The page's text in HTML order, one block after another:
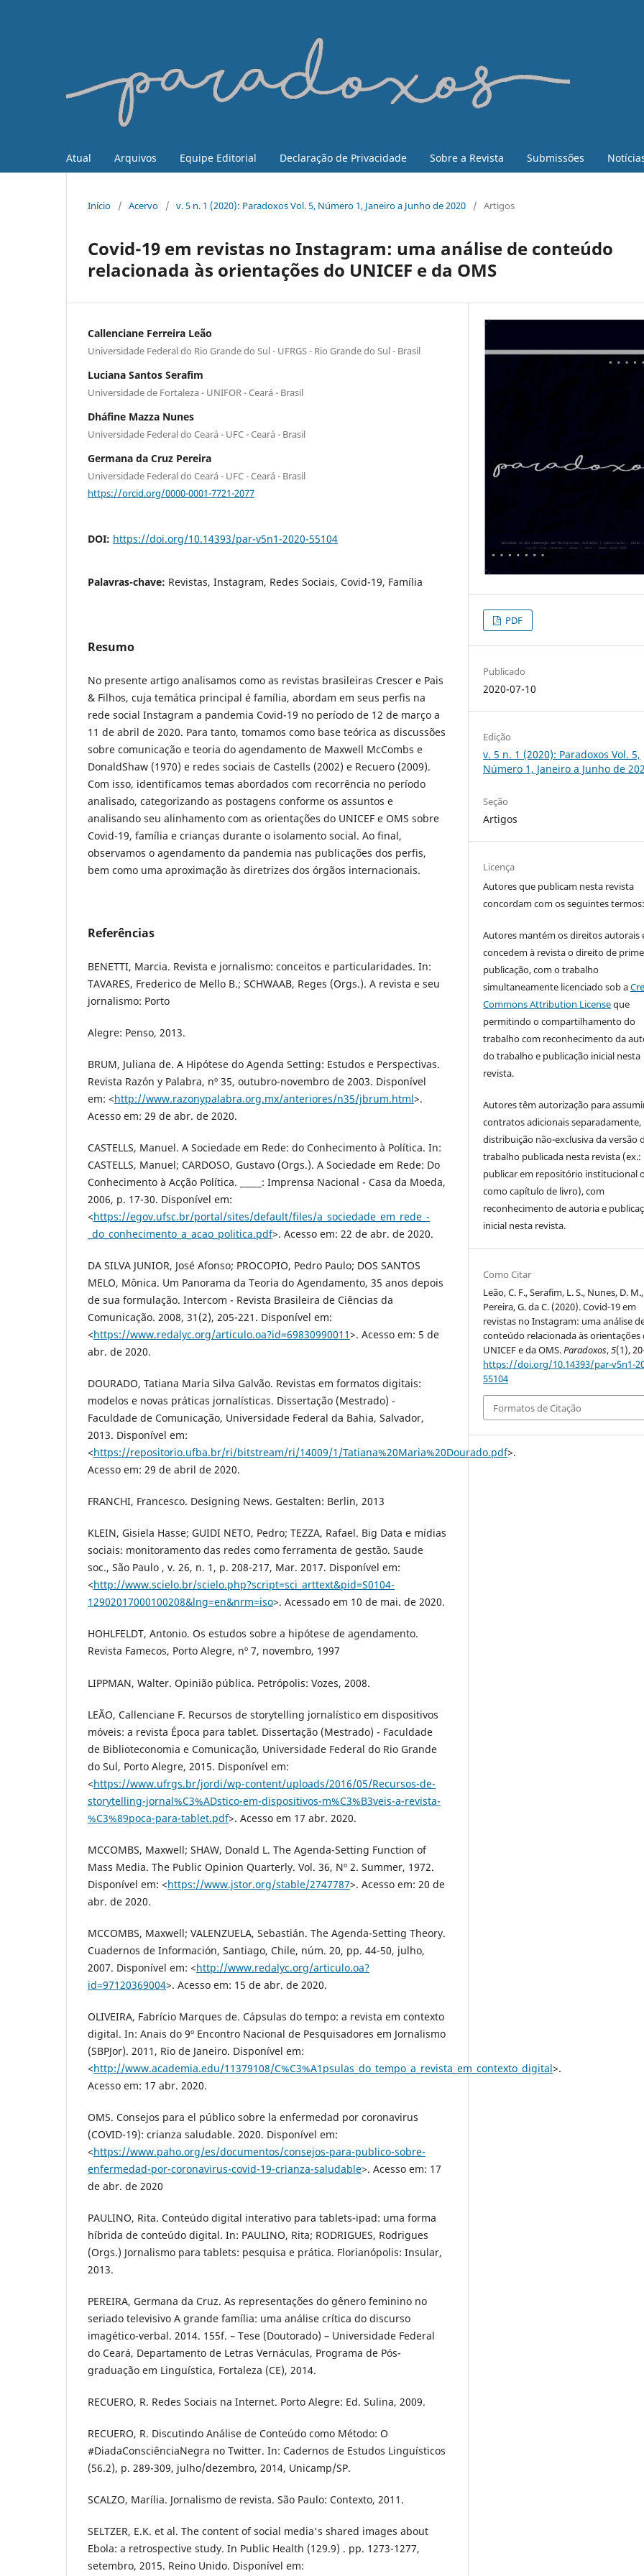
Atual Arquivos Equipe Editorial Declaração de Privacidade Sobre a Revista Submissões
Início / Acervo / v. 5 n. 1 (2020): Paradoxos Vol. 5, Número 1, Janeiro a Junho de 2020 / Artigos
Covid-19 em revistas no Instagram: uma análise de conteúdo
relacionada às orientações do UNICEF e da OMS
Callenciane Ferreira Leão
Universidade Federal do Rio Grande do Sul - UFRGS - Rio Grande do Sul - Brasil
Luciana Santos Serafim
Universidade de Fortaleza - UNIFOR - Ceará - Brasil
Dháfine Mazza Nunes
Universidade Federal do Ceará - UFC - Ceará - Brasil
Germana da Cruz Pereira
Universidade Federal do Ceará - UFC - Ceará - Brasil
https://orcid.org/0000-0001-7721-2077
DOI: https://doi.org/10.14393/par-v5n1-2020-55104
Palavras-chave: Revistas, Instagram, Redes Sociais, Covid-19, Família
Resumo
No presente artigo analisamos como as revistas brasileiras Crescer e Pais
& Filhos, cuja temática principal é família, abordam em seus perfis na
rede social Instagram a pandemia Covid-19 no período de 12 de março a
11 de abril de 2020. Para tanto, tomamos como base teórica as discussões
sobre comunicação e teoria do agendamento de Maxwell McCombs e
DonaldShaw (1970) e redes sociais de Castells (2002) e Recuero (2009).
Com isso, identificamos temas abordados com recorrência no período
analisado, categorizando as postagens conforme os assuntos e
analisando seu alinhamento com as orientações do UNICEF e OMS sobre
Covid-19, família e crianças durante o isolamento social. Ao final,
observamos o agendamento da pandemia nas publicações dos perfis,
bem como uma aproximação às diretrizes dos órgãos internacionais.
Referências
BENETTI, Marcia. Revista e jornalismo: conceitos e particularidades. In:
TAVARES, Frederico de Mello B.; SCHWAAB, Reges (Orgs.). A revista e seu
jornalismo: Porto
Alegre: Penso, 2013.
BRUM, Juliana de. A Hipótese do Agenda Setting: Estudos e Perspectivas.
Revista Razón y Palabra, nº 35, outubro-novembro de 2003. Disponível
em: <http://www.razonypalabra.org.mx/anteriores/n35/jbrum.html>.
Acesso em: 29 de abr. de 2020.
CASTELLS, Manuel. A Sociedade em Rede: do Conhecimento à Política. In:
CASTELLS, Manuel; CARDOSO, Gustavo (Orgs.). A Sociedade em Rede: Do
Conhecimento à Acção Política. _____: Imprensa Nacional - Casa da Moeda,
2006, p. 17-30. Disponível em:
<https://egov.ufsc.br/portal/sites/default/files/a_sociedade_em_rede_-
_do_conhecimento_a_acao_politica.pdf>. Acesso em: 22 de abr. de 2020.
DA SILVA JUNIOR, José Afonso; PROCOPIO, Pedro Paulo; DOS SANTOS
MELO, Mônica. Um Panorama da Teoria do Agendamento, 35 anos depois
de sua formulação. Intercom - Revista Brasileira de Ciências da
Comunicação. 2008, 31(2), 205-221. Disponível em:
<https://www.redalyc.org/articulo.oa?id=69830990011>. Acesso em: 5 de
abr. de 2020.
DOURADO, Tatiana Maria Silva Galvão. Revistas em formatos digitais:
modelos e novas práticas jornalísticas. Dissertação (Mestrado) -
Faculdade de Comunicação, Universidade Federal da Bahia, Salvador,
2013. Disponível em:
<https://repositorio.ufba.br/ri/bitstream/ri/14009/1/Tatiana%20Maria%20Dourado.pdf>.
Acesso em: 29 de abril de 2020.
FRANCHI, Francesco. Designing News. Gestalten: Berlin, 2013
KLEIN, Gisiela Hasse; GUIDI NETO, Pedro; TEZZA, Rafael. Big Data e mídias
sociais: monitoramento das redes como ferramenta de gestão. Saude
soc., São Paulo , v. 26, n. 1, p. 208-217, Mar. 2017. Disponível em:
<http://www.scielo.br/scielo.php?script=sci_arttext&pid=S0104-
12902017000100208&lng=en&nrm=iso>. Acessado em 10 de mai. de 2020.
HOHLFELDT, Antonio. Os estudos sobre a hipótese de agendamento.
Revista Famecos, Porto Alegre, nº 7, novembro, 1997
LIPPMAN, Walter. Opinião pública. Petrópolis: Vozes, 2008.
LEÃO, Callenciane F. Recursos de storytelling jornalístico em dispositivos
móveis: a revista Época para tablet. Dissertação (Mestrado) - Faculdade
de Biblioteconomia e Comunicação, Universidade Federal do Rio Grande
do Sul, Porto Alegre, 2015. Disponível em:
<https://www.ufrgs.br/jordi/wp-content/uploads/2016/05/Recursos-de-
storytelling-jornal%C3%ADstico-em-dispositivos-m%C3%B3veis-a-revista-
%C3%89poca-para-tablet.pdf>. Acesso em 17 abr. 2020.
MCCOMBS, Maxwell; SHAW, Donald L. The Agenda-Setting Function of
Mass Media. The Public Opinion Quarterly. Vol. 36, Nº 2. Summer, 1972.
Disponível em: <https://www.jstor.org/stable/2747787>. Acesso em: 20 de
abr. de 2020.
MCCOMBS, Maxwell; VALENZUELA, Sebastián. The Agenda-Setting Theory.
Cuadernos de Información, Santiago, Chile, núm. 20, pp. 44-50, julho,
2007. Disponível em: <http://www.redalyc.org/articulo.oa?
id=97120369004>. Acesso em: 15 de abr. de 2020.
OLIVEIRA, Fabrício Marques de. Cápsulas do tempo: a revista em contexto
digital. In: Anais do 9º Encontro Nacional de Pesquisadores em Jornalismo
(SBPJor). 2011, Rio de Janeiro. Disponível em:
<http://www.academia.edu/11379108/C%C3%A1psulas_do_tempo_a_revista_em_contexto_digital>.
Acesso em: 17 abr. 2020.
OMS. Consejos para el público sobre la enfermedad por coronavirus
(COVID-19): crianza saludable. 2020. Disponível em:
<https://www.paho.org/es/documentos/consejos-para-publico-sobre-
enfermedad-por-coronavirus-covid-19-crianza-saludable>. Acesso em: 17
de abr. de 2020
PAULINO, Rita. Conteúdo digital interativo para tablets-ipad: uma forma
híbrida de conteúdo digital. In: PAULINO, Rita; RODRIGUES, Rodrigues
(Orgs.) Jornalismo para tablets: pesquisa e prática. Florianópolis: Insular,
2013.
PEREIRA, Germana da Cruz. As representações do gênero feminino no
seriado televisivo A grande família: uma análise crítica do discurso
imagético-verbal. 2014. 155f. – Tese (Doutorado) – Universidade Federal
do Ceará, Departamento de Letras Vernáculas, Programa de Pós-
graduação em Linguística, Fortaleza (CE), 2014.
RECUERO, R. Redes Sociais na Internet. Porto Alegre: Ed. Sulina, 2009.
RECUERO, R. Discutindo Análise de Conteúdo como Método: O
#DiadaConsciênciaNegra no Twitter. In: Cadernos de Estudos Linguísticos
(56.2), p. 289-309, julho/dezembro, 2014, Unicamp/SP.
SCALZO, Marília. Jornalismo de revista. São Paulo: Contexto, 2011.
SELTZER, E.K. et al. The content of social media's shared images about
Ebola: a retrospective study. In Public Health (129.9) . pp. 1273-1277,
setembro, 2015. Reino Unido. Disponível em:
PDF
Publicado
2020-07-10
Edição
v. 5 n. 1 (2020): Paradoxos Vol. 5,
Número 1, Janeiro a Junho de
Seção
Artigos
Licença
Autores que publicam nesta revista
concordam com os seguintes termos:
Autores mantém os direitos autorais
concedem à revista o direito de
publicação, com o trabalho
simultaneamente licenciado sob a
Commons Attribution Licenseque
permitindo o compartilhamento do
trabalho com reconhecimento da
do trabalho e publicação inicial nesta
revista.
Autores têm autorização para
contratos adicionais separadamente,
distribuição não-exclusiva da versão
trabalho publicada nesta revista (ex.:
publicar em repositório institucional
como capítulo de livro), com
reconhecimento de autoria e
inicial nesta revista.
Como Citar
Leão, C. F., Serafim, L. S., Nunes, D.
Pereira, G. da C. (2020). Covid-19 em
revistas no Instagram: uma análise
conteúdo relacionada às orientações
UNICEF e da OMS.Paradoxos,5(1),
https://doi.org/10.14393/par-v5n1-
55104
Formatos de Citação